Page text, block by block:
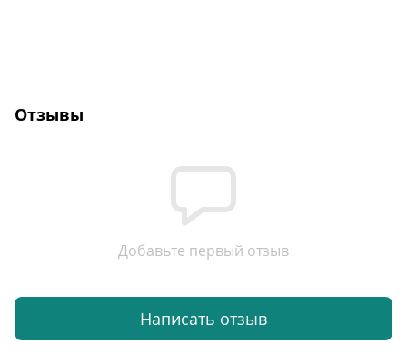
Отзывы
Добавьте первый отзыв
Написать отзыв